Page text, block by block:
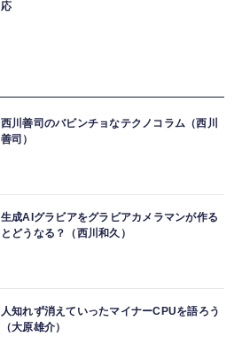
応
西川善司のバビンチョなテクノコラム（西川
善司）
生成AIグラビアをグラビアカメラマンが作る
とどうなる？（西川和久）
人知れず消えていったマイナーCPUを語ろう
（大原雄介）